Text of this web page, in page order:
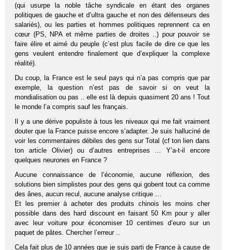
(qui usurpe la noble tâche syndicale en étant des organes
politiques de gauche et d’ultra gauche et non des défenseurs des
salariés), ou les parties et hommes politiques reprennent ca en
cœur (PS, NPA et même parties de droites ..) pour pouvoir se
faire élire et aimé du peuple (c’est plus facile de dire ce que les
gens veulent entendre finalement que d’expliquer la complexe
réalité).
Du coup, la France est le seul pays qui n’a pas compris que par
exemple, la question n’est pas de savoir si on veut la
mondialisation ou pas .. elle est là depuis quasiment 20 ans ! Tout
le monde l’a compris sauf les français.
Il y a une dérive populiste à tous les niveaux qui me fait vraiment
douter que la France puisse encore s’adapter. Je suis halluciné de
voir les commentaires débiles des gens sur Total (cf ton lien dans
ton article Olivier) ou d’autres entreprises … Y’a-t-il encore
quelques neurones en France ?
Aucune connaissance de l’économie, aucune réflexion, des
solutions bien simplistes pour des gens qui gobent tout ca comme
des ânes, aucun recul, aucune analyse critique …
Et les premier à acheter des produits chinois les moins cher
possible dans des hard discount en faisant 50 Km pour y aller
avec leur voiture pour économiser 10 centimes d’euro sur un
paquet de pâtes. Chercher l’erreur ..
Cela fait plus de 10 années que je suis parti de France à cause de